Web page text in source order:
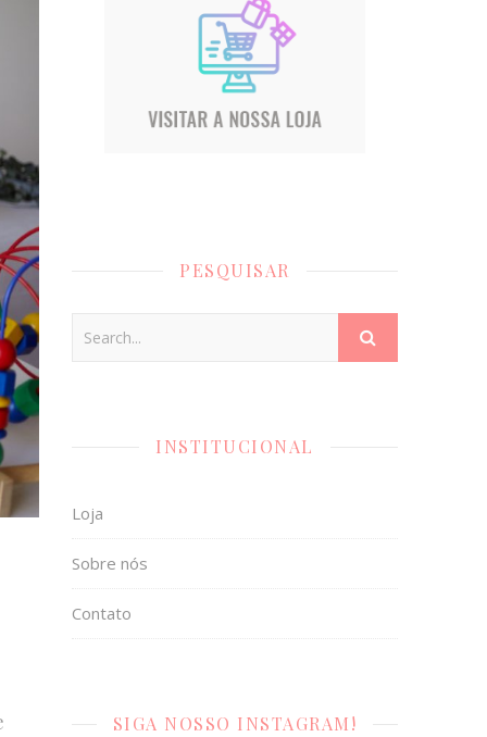
PESQUISAR
INSTITUCIONAL
Loja
Sobre nós
Contato
SIGA NOSSO INSTAGRAM!